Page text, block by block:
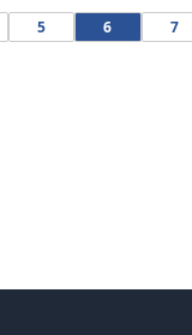
5 6 7